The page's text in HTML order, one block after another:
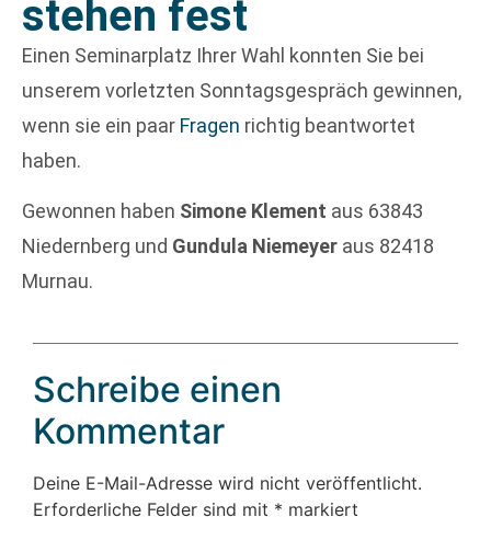
stehen fest
Einen Seminarplatz Ihrer Wahl konnten Sie bei
unserem vorletzten Sonntagsgespräch gewinnen,
wenn sie ein paar Fragen richtig beantwortet
haben.
Gewonnen haben Simone Klement aus 63843
Niedernberg und Gundula Niemeyer aus 82418
Murnau.
Schreibe einen
Kommentar
Deine E-Mail-Adresse wird nicht veröffentlicht.
Erforderliche Felder sind mit * markiert